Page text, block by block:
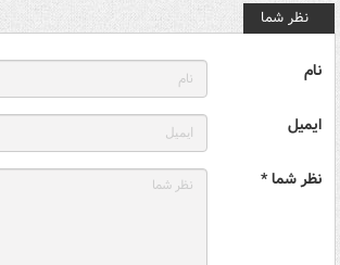
نظر شما
نام
ایمیل
نظر شما *